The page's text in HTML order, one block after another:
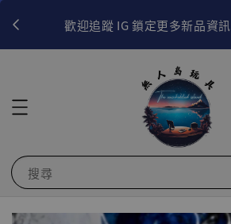
歡迎追蹤 IG 鎖定更多新品資訊
搜尋